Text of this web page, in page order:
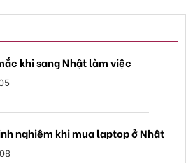
khi sang Nhật làm việc
nghiệm khi mua laptop ở Nhật